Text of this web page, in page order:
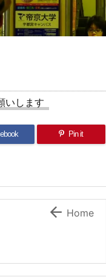
いします
Pin it
 Home